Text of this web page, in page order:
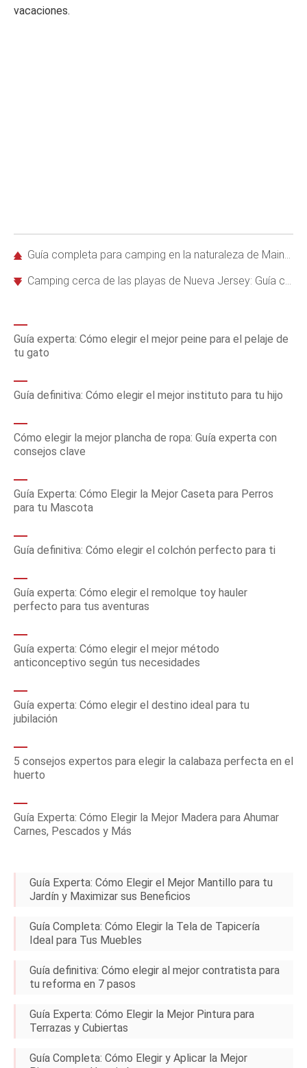
vacaciones.
Guía completa para camping en la naturaleza de Maine: preparación esencial y mejores destinos
Camping cerca de las playas de Nueva Jersey: Guía completa para principiantes
Guía experta: Cómo elegir el mejor peine para el pelaje de
tu gato
Guía definitiva: Cómo elegir el mejor instituto para tu hijo
Cómo elegir la mejor plancha de ropa: Guía experta con
consejos clave
Guía Experta: Cómo Elegir la Mejor Caseta para Perros
para tu Mascota
Guía definitiva: Cómo elegir el colchón perfecto para ti
Guía experta: Cómo elegir el remolque toy hauler
perfecto para tus aventuras
Guía experta: Cómo elegir el mejor método
anticonceptivo según tus necesidades
Guía experta: Cómo elegir el destino ideal para tu
jubilación
5 consejos expertos para elegir la calabaza perfecta en el
huerto
Guía Experta: Cómo Elegir la Mejor Madera para Ahumar
Carnes, Pescados y Más
Guía Experta: Cómo Elegir el Mejor Mantillo para tu
Jardín y Maximizar sus Beneficios
Guía Completa: Cómo Elegir la Tela de Tapicería
Ideal para Tus Muebles
Guía definitiva: Cómo elegir al mejor contratista para
tu reforma en 7 pasos
Guía Experta: Cómo Elegir la Mejor Pintura para
Terrazas y Cubiertas
Guía Completa: Cómo Elegir y Aplicar la Mejor